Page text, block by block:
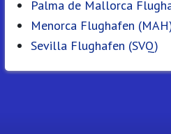
Palma de Mallorca
Menorca Flughafen
Sevilla Flughafen (SVQ)